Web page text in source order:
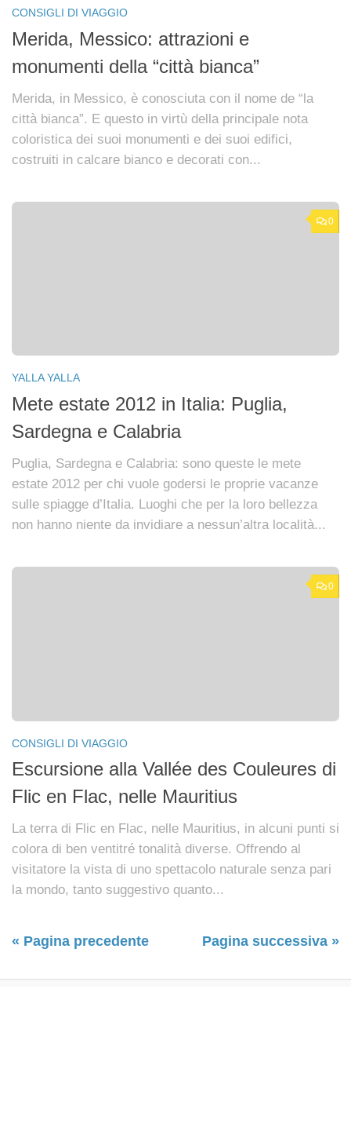
CONSIGLI DI VIAGGIO
Merida, Messico: attrazioni e
monumenti della “città bianca”
Merida, in Messico, è conosciuta con il nome de “la
città bianca”. E questo in virtù della principale nota
coloristica dei suoi monumenti e dei suoi edifici,
costruiti in calcare bianco e decorati con...
0
YALLA YALLA
Mete estate 2012 in Italia: Puglia,
Sardegna e Calabria
Puglia, Sardegna e Calabria: sono queste le mete
estate 2012 per chi vuole godersi le proprie vacanze
sulle spiagge d’Italia. Luoghi che per la loro bellezza
non hanno niente da invidiare a nessun’altra località...
0
CONSIGLI DI VIAGGIO
Escursione alla Vallée des Couleures di
Flic en Flac, nelle Mauritius
La terra di Flic en Flac, nelle Mauritius, in alcuni punti si
colora di ben ventitré tonalità diverse. Offrendo al
visitatore la vista di uno spettacolo naturale senza pari
la mondo, tanto suggestivo quanto...
« Pagina precedente Pagina successiva »